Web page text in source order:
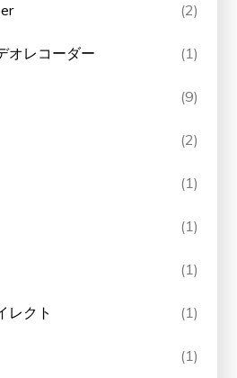
(2)
オレコーダー (1)
(9)
(2)
(1)
(1)
(1)
レクト (1)
(1)